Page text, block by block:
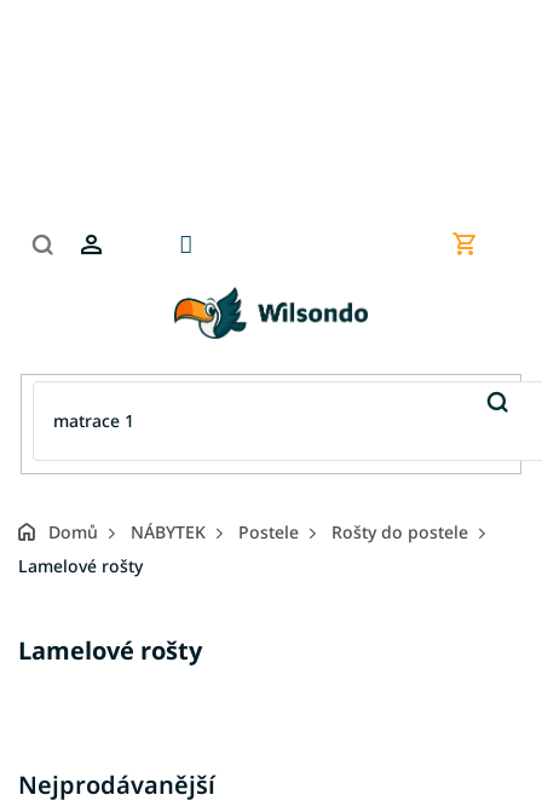
Nákupní
Domů NÁBYTEK Postele
Rošty do postele
Lamelové rošty
Lamelové rošty
Nejprodávanější